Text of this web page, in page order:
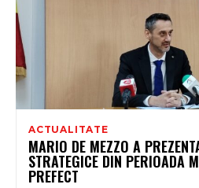
ACTUALITATE
MARIO DE MEZZO A
STRATEGICE DIN PERIOADA
PREFECT